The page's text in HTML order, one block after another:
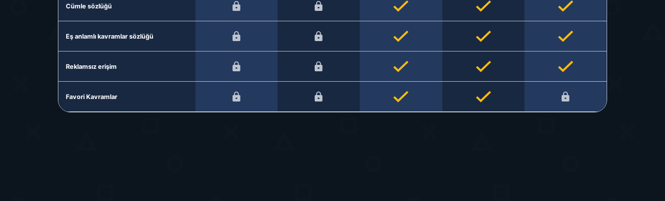
Cümle sözlüğü
Eş anlamlı kavramlar sözlüğü
Reklamsız erişim
Favori Kavramlar